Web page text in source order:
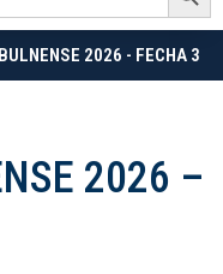
2026 - FECHA 3
2026 –